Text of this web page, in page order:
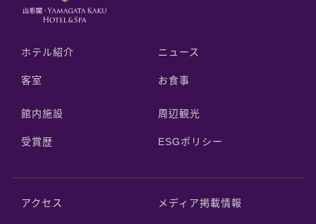
ホテル紹介 ニュース
客室 お食事
館内施設 周辺観光
受賞歴 ESGポリシー
アクセス メディア掲載情報